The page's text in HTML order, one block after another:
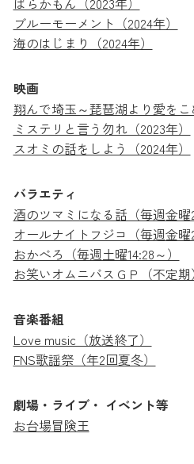
ブルーモーメント（2024年）
海のはじまり（2024年）
映画
翔んで埼玉～琵琶湖より愛をこ
ミステリと言う勿れ（2023年）
スオミの話をしよう（2024年）
バラエティ
酒のツマミになる話（毎週金曜
オールナイトフジコ（毎週金曜
おかべろ（毎週土曜14:28～）
お笑いオムニバスＧＰ（不定期）
音楽番組
Love music（放送終了）
FNS歌謡祭（年2回夏冬）
劇場・ライブ・ イベント等
お台場冒険王